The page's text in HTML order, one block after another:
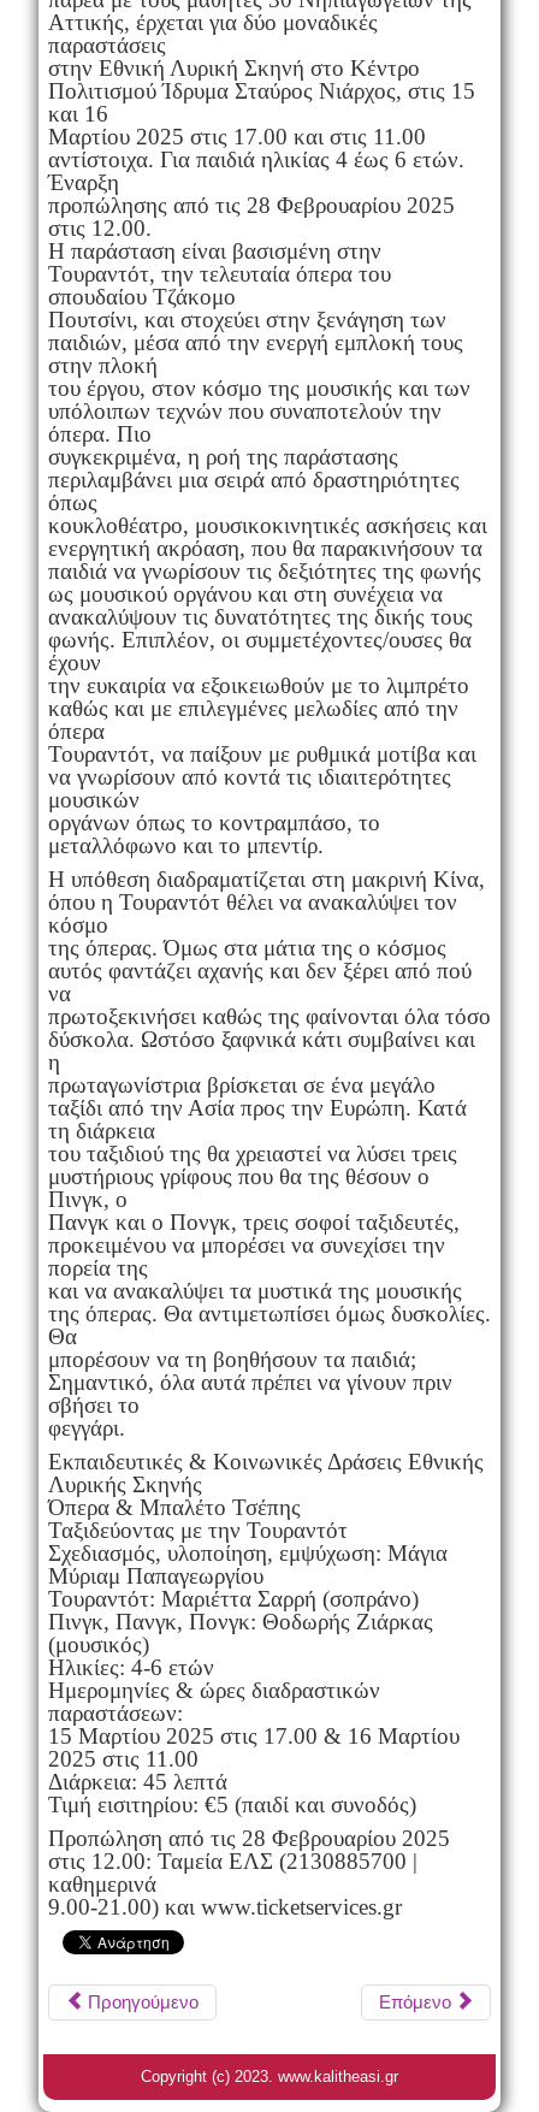
Αττικής, έρχεται για δύο μοναδικές
παραστάσεις
στην Εθνική Λυρική Σκηνή στο Κέντρο
Πολιτισμού Ίδρυμα Σταύρος Νιάρχος, στις 15
και 16
Μαρτίου 2025 στις 17.00 και στις 11.00
αντίστοιχα. Για παιδιά ηλικίας 4 έως 6 ετών.
Έναρξη
προπώλησης από τις 28 Φεβρουαρίου 2025
στις 12.00.
Η παράσταση είναι βασισμένη στην
Τουραντότ, την τελευταία όπερα του
σπουδαίου Τζάκομο
Πουτσίνι, και στοχεύει στην ξενάγηση των
παιδιών, μέσα από την ενεργή εμπλοκή τους
στην πλοκή
του έργου, στον κόσμο της μουσικής και των
υπόλοιπων τεχνών που συναποτελούν την
όπερα. Πιο
συγκεκριμένα, η ροή της παράστασης
περιλαμβάνει μια σειρά από δραστηριότητες
όπως
κουκλοθέατρο, μουσικοκινητικές ασκήσεις και
ενεργητική ακρόαση, που θα παρακινήσουν τα
παιδιά να γνωρίσουν τις δεξιότητες της φωνής
ως μουσικού οργάνου και στη συνέχεια να
ανακαλύψουν τις δυνατότητες της δικής τους
φωνής. Επιπλέον, οι συμμετέχοντες/ουσες θα
έχουν
την ευκαιρία να εξοικειωθούν με το λιμπρέτο
καθώς και με επιλεγμένες μελωδίες από την
όπερα
Τουραντότ, να παίξουν με ρυθμικά μοτίβα και
να γνωρίσουν από κοντά τις ιδιαιτερότητες
μουσικών
οργάνων όπως το κοντραμπάσο, το
μεταλλόφωνο και το μπεντίρ.
H υπόθεση διαδραματίζεται στη μακρινή Κίνα,
όπου η Τουραντότ θέλει να ανακαλύψει τον
κόσμο
της όπερας. Όμως στα μάτια της ο κόσμος
αυτός φαντάζει αχανής και δεν ξέρει από πού
να
πρωτοξεκινήσει καθώς της φαίνονται όλα τόσο
δύσκολα. Ωστόσο ξαφνικά κάτι συμβαίνει και
η
πρωταγωνίστρια βρίσκεται σε ένα μεγάλο
ταξίδι από την Ασία προς την Ευρώπη. Κατά
τη διάρκεια
του ταξιδιού της θα χρειαστεί να λύσει τρεις
μυστήριους γρίφους που θα της θέσουν ο
Πινγκ, ο
Πανγκ και ο Πονγκ, τρεις σοφοί ταξιδευτές,
προκειμένου να μπορέσει να συνεχίσει την
πορεία της
και να ανακαλύψει τα μυστικά της μουσικής
της όπερας. Θα αντιμετωπίσει όμως δυσκολίες.
Θα
μπορέσουν να τη βοηθήσουν τα παιδιά;
Σημαντικό, όλα αυτά πρέπει να γίνουν πριν
σβήσει το
φεγγάρι.
Εκπαιδευτικές & Κοινωνικές Δράσεις Εθνικής
Λυρικής Σκηνής
Όπερα & Μπαλέτο Τσέπης
Ταξιδεύοντας με την Τουραντότ
Σχεδιασμός, υλοποίηση, εμψύχωση: Μάγια
Μύριαμ Παπαγεωργίου
Τουραντότ: Μαριέττα Σαρρή (σοπράνο)
Πινγκ, Πανγκ, Πονγκ: Θοδωρής Ζιάρκας
(μουσικός)
Ηλικίες: 4-6 ετών
Ημερομηνίες & ώρες διαδραστικών
παραστάσεων:
15 Μαρτίου 2025 στις 17.00 & 16 Μαρτίου
2025 στις 11.00
Διάρκεια: 45 λεπτά
Τιμή εισιτηρίου: €5 (παιδί και συνοδός)
Προπώληση από τις 28 Φεβρουαρίου 2025
στις 12.00: Ταμεία ΕΛΣ (2130885700 |
καθημερινά
9.00-21.00) και www.ticketservices.gr
Προηγούμενο Επόμενο
Copyright (c) 2023. www.kalitheasi.gr